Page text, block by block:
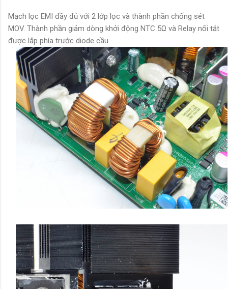
Mạch lọc EMI đầy đủ với 2 lớp lọc và thành phần chống sét
MOV. Thành phần giảm dòng khởi động NTC 5Ω và Relay nối tắt
được lắp phía trước diode cầu